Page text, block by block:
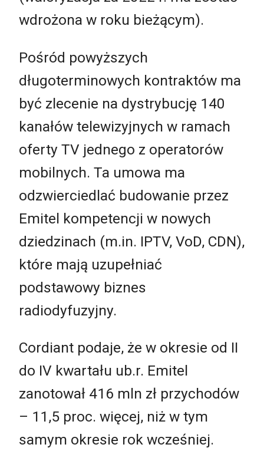
wdrożona w roku bieżącym).
Pośród powyższych
długoterminowych kontraktów ma
być zlecenie na dystrybucję 140
kanałów telewizyjnych w ramach
oferty TV jednego z operatorów
mobilnych. Ta umowa ma
odzwierciedlać budowanie przez
Emitel kompetencji w nowych
dziedzinach (m.in. IPTV, VoD, CDN),
które mają uzupełniać
podstawowy biznes
radiodyfuzyjny.
Cordiant podaje, że w okresie od II
do IV kwartału ub.r. Emitel
zanotował 416 mln zł przychodów
– 11,5 proc. więcej, niż w tym
samym okresie rok wcześniej.